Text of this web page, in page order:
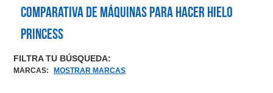
Comparativa de Máquinas para hacer hielo
Princess
FILTRA TU BÚSQUEDA:
MARCAS: MOSTRAR MARCAS